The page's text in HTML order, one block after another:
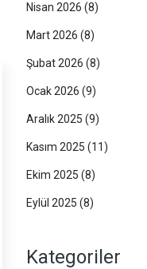
Nisan 2026 (8)
Mart 2026 (8)
Şubat 2026 (8)
Ocak 2026 (9)
Aralık 2025 (9)
Kasım 2025 (11)
Ekim 2025 (8)
Eylül 2025 (8)
Kategoriler